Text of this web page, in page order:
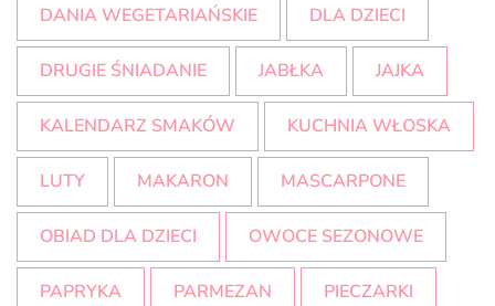
DANIA WEGETARIAŃSKIE DLA DZIECI
DRUGIE ŚNIADANIE JABŁKA JAJKA
KALENDARZ SMAKÓW KUCHNIA WŁOSKA
LUTY MAKARON MASCARPONE
OBIAD DLA DZIECI OWOCE SEZONOWE
PAPRYKA PARMEZAN PIECZARKI